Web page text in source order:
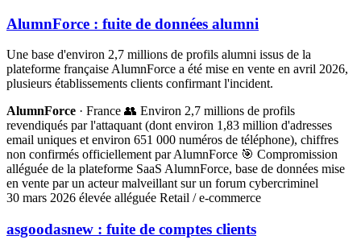
AlumnForce : fuite de données alumni
Une base d'environ 2,7 millions de profils alumni issus de la
plateforme française AlumnForce a été mise en vente en avril 2026,
plusieurs établissements clients confirmant l'incident.
AlumnForce · France 👥 Environ 2,7 millions de profils
revendiqués par l'attaquant (dont environ 1,83 million d'adresses
email uniques et environ 651 000 numéros de téléphone), chiffres
non confirmés officiellement par AlumnForce 🎯 Compromission
alléguée de la plateforme SaaS AlumnForce, base de données mise
en vente par un acteur malveillant sur un forum cybercriminel
30 mars 2026 élevée alléguée Retail / e-commerce
asgoodasnew : fuite de comptes clients